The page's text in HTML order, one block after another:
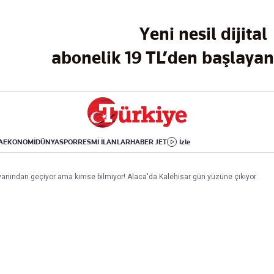
Yeni nesil dijital
abonelik 19 TL’den
EKONOMİDÜNYASPORRESMİ İLANLARHABER JET İzle
Amerika
İsrail-Gazze
Yemek
Aktüel
Sinema
Kitap
geçiyor ama kimse bilmiyor! Alaca'da Kalehisar gün yüzüne çıkıyor